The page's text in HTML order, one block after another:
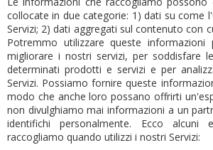
collocate in due categorie: 1) dati su come
Servizi; 2) dati aggregati sul contenuto con
Potremmo utilizzare queste informazioni
migliorare i nostri servizi, per soddisfare
determinati prodotti e servizi e per
Servizi. Possiamo fornire queste
modo che anche loro possano offrirti
non divulghiamo mai informazioni a un
identifichi personalmente. Ecco
raccogliamo quando utilizzi i nostri Servizi: